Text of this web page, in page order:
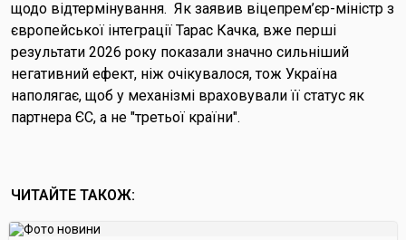
щодо відтермінування. Як заявив віцепрем’єр-міністр з
європейської інтеграції Тарас Качка, вже перші
результати 2026 року показали значно сильніший
негативний ефект, ніж очікувалося, тож Україна
наполягає, щоб у механізмі враховували її статус як
партнера ЄС, а не "третьої країни".
ЧИТАЙТЕ ТАКОЖ: